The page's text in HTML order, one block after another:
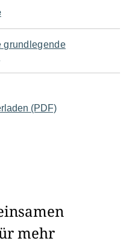
grundlegende
(PDF)
mehr